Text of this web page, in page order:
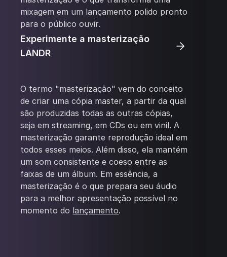
mixagem em um lançamento polido pronto
para o público ouvir.
Experimente a masterização
LANDR
O termo "masterização" vem do conceito
de criar uma cópia master, a partir da qual
são produzidas todas as outras cópias,
seja em streaming, em CDs ou em vinil. A
masterização garante reprodução ideal em
todos esses meios. Além disso, ela mantém
um som consistente e coeso entre as
faixas de um álbum. Em essência, a
masterização é o que prepara seu áudio
para a melhor apresentação possível no
momento do lançamento.